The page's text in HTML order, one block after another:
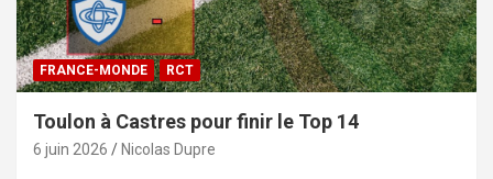
FRANCE-MONDE RCT
Toulon à Castres pour finir le Top 14
6 juin 2026 Nicolas Dupre